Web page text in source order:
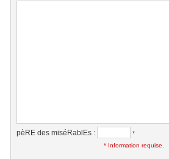
pèRE des miséRablEs :
*
* Information requise.